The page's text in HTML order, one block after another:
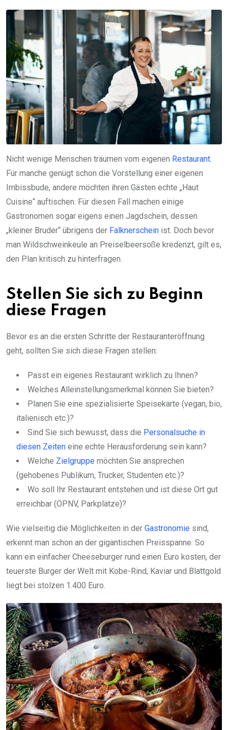
Nicht wenige Menschen träumen vom eigenen Restaurant.
Für manche genügt schon die Vorstellung einer eigenen
Imbissbude, andere möchten ihren Gästen echte „Haut
Cuisine“ auftischen. Für diesen Fall machen einige
Gastronomen sogar eigens einen Jagdschein, dessen
„kleiner Bruder“ übrigens der Falknerschein ist. Doch bevor
man Wildschweinkeule an Preiselbeersoße kredenzt, gilt es,
den Plan kritisch zu hinterfragen.
Stellen Sie sich zu Beginn
diese Fragen
Bevor es an die ersten Schritte der Restauranteröffnung
geht, sollten Sie sich diese Fragen stellen:
Passt ein eigenes Restaurant wirklich zu Ihnen?
Welches Alleinstellungsmerkmal können Sie bieten?
Planen Sie eine spezialisierte Speisekarte (vegan, bio,
italienisch etc.)?
Sind Sie sich bewusst, dass die Personalsuche in
diesen Zeiten eine echte Herausforderung sein kann?
Welche Zielgruppe möchten Sie ansprechen
(gehobenes Publikum, Trucker, Studenten etc.)?
Wo soll Ihr Restaurant entstehen und ist diese Ort gut
erreichbar (ÖPNV, Parkplätze)?
Wie vielseitig die Möglichkeiten in der Gastronomie sind,
erkennt man schon an der gigantischen Preisspanne. So
kann ein einfacher Cheeseburger rund einen Euro kosten, der
teuerste Burger der Welt mit Kobe-Rind, Kaviar und Blattgold
liegt bei stolzen 1.400 Euro.